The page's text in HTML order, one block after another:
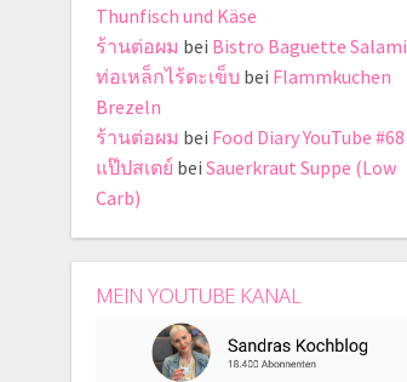
Thunfisch und Käse
ร้านต่อผม bei Bistro Baguette Salami
ท่อเหล็กไร้ตะเข็บ bei Flammkuchen
Brezeln
ร้านต่อผม bei Food Diary YouTube #68
แป๊ปสเตย์ bei Sauerkraut Suppe (Low
Carb)
MEIN YOUTUBE KANAL